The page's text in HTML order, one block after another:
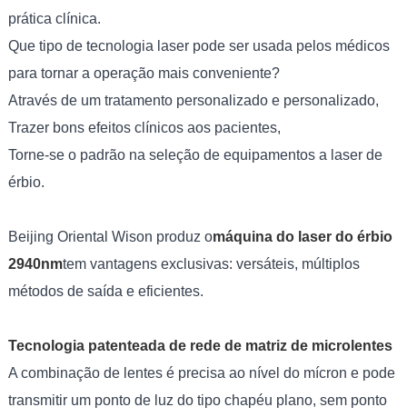
prática clínica.
Que tipo de tecnologia laser pode ser usada pelos médicos
para tornar a operação mais conveniente?
Através de um tratamento personalizado e personalizado,
Trazer bons efeitos clínicos aos pacientes,
Torne-se o padrão na seleção de equipamentos a laser de
érbio.
Beijing Oriental Wison produz omáquina do laser do érbio
2940nmtem vantagens exclusivas: versáteis, múltiplos
métodos de saída e eficientes.
Tecnologia patenteada de rede de matriz de microlentes
A combinação de lentes é precisa ao nível do mícron e pode
transmitir um ponto de luz do tipo chapéu plano, sem ponto